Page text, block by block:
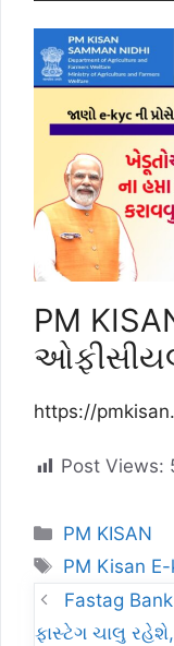
PM
https://
Post Views:
Categories
PM KISAN
Tags
PM Kisan
Fastag
ફાસ્ટેગ ચાલુ